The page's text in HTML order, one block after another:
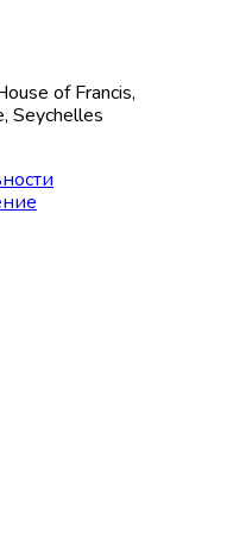
of Francis,
Seychelles